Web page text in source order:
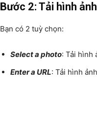
Bước 2: Tải hình
Bạn có 2 tuỳ chọn:
Select a photo: Tải hình
Enter a URL: Tải hình